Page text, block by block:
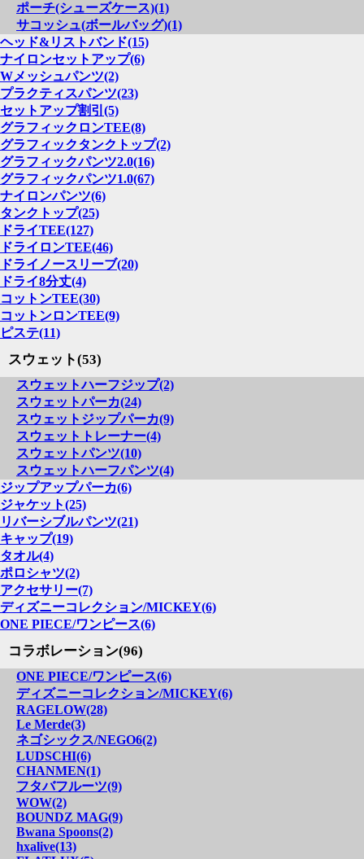
ポーチ(シューズケース)(1)
サコッシュ(ボールバッグ)(1)
ヘッド&リストバンド(15)
ナイロンセットアップ(6)
Wメッシュパンツ(2)
プラクティスパンツ(23)
セットアップ割引(5)
グラフィックロンTEE(8)
グラフィックタンクトップ(2)
グラフィックパンツ2.0(16)
グラフィックパンツ1.0(67)
ナイロンパンツ(6)
タンクトップ(25)
ドライTEE(127)
ドライロンTEE(46)
ドライノースリーブ(20)
ドライ8分丈(4)
コットンTEE(30)
コットンロンTEE(9)
ピステ(11)
スウェット(53)
スウェットハーフジップ(2)
スウェットパーカ(24)
スウェットジップパーカ(9)
スウェットトレーナー(4)
スウェットパンツ(10)
スウェットハーフパンツ(4)
ジップアップパーカ(6)
ジャケット(25)
リバーシブルパンツ(21)
キャップ(19)
タオル(4)
ポロシャツ(2)
アクセサリー(7)
ディズニーコレクション/MICKEY(6)
ONE PIECE/ワンピース(6)
コラボレーション(96)
ONE PIECE/ワンピース(6)
ディズニーコレクション/MICKEY(6)
RAGELOW(28)
Le Merde(3)
ネゴシックス/NEGO6(2)
LUDSCHI(6)
CHANMEN(1)
フタバフルーツ(9)
WOW(2)
BOUNDZ MAG(9)
Bwana Spoons(2)
hxalive(13)